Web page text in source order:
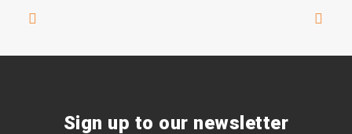
Sign up to our newsletter